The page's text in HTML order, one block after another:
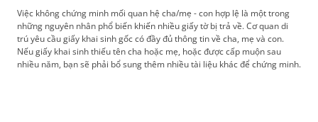
Việc không chứng minh mối quan hệ cha/mẹ - con hợp lệ là một trong
những nguyên nhân phổ biến khiến nhiều giấy tờ bị trả về. Cơ quan di
trú yêu cầu giấy khai sinh gốc có đầy đủ thông tin về cha, mẹ và con.
Nếu giấy khai sinh thiếu tên cha hoặc mẹ, hoặc được cấp muộn sau
nhiều năm, bạn sẽ phải bổ sung thêm nhiều tài liệu khác để chứng minh.